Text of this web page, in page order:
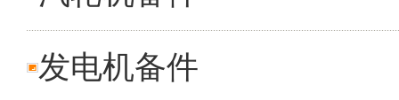
发电机备件